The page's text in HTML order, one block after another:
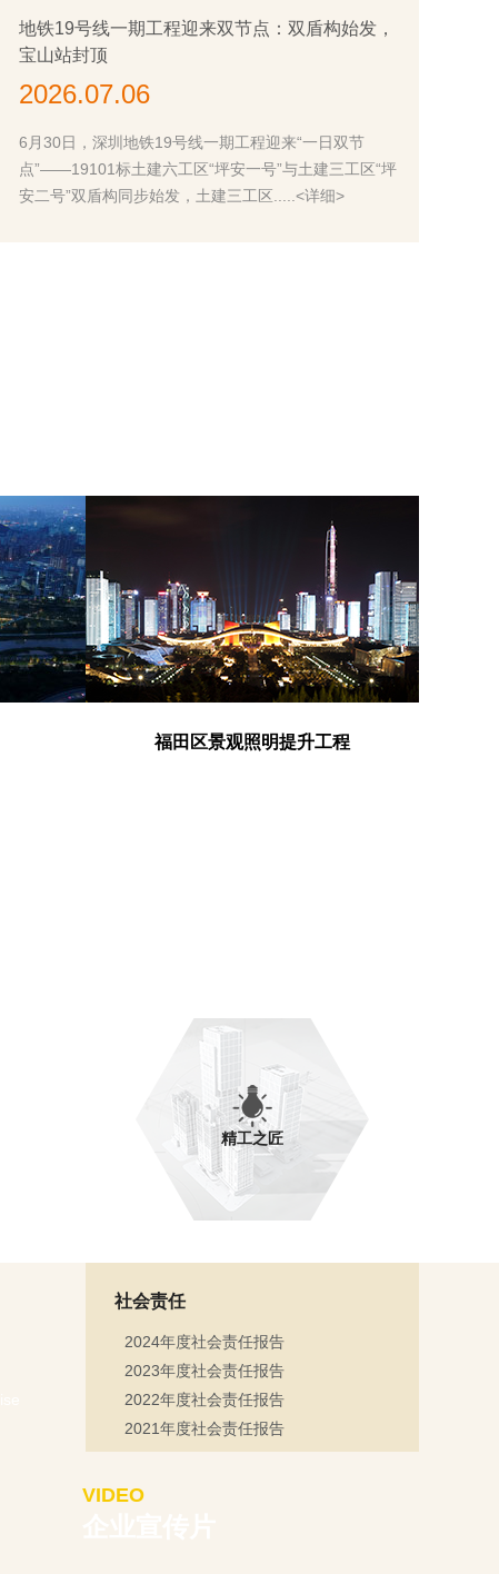
地铁19号线一期工程迎来双节点：双盾构始发，
宝山站封顶
2026.07.06
6月30日，深圳地铁19号线一期工程迎来“一日双节
点”——19101标土建六工区“坪安一号”与土建三工区“坪
安二号”双盾构同步始发，土建三工区.....<详细>
福田区景观照明提升工程
精工之匠
社会责任
2024年度社会责任报告
2023年度社会责任报告
2022年度社会责任报告
2021年度社会责任报告
VIDEO